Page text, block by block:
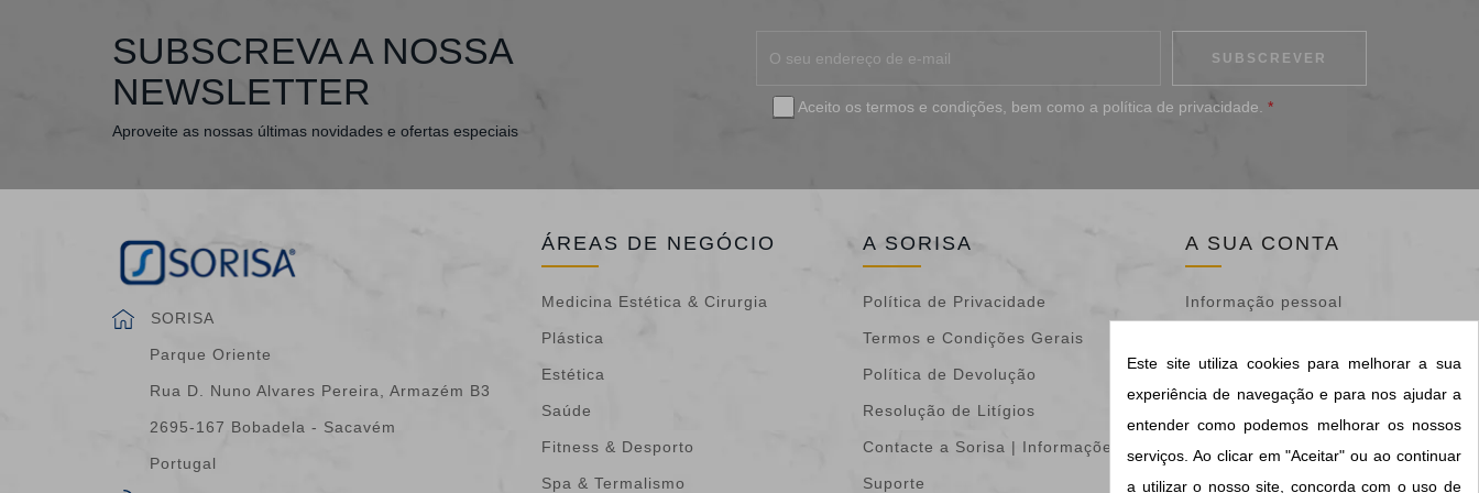
SUBSCREVA A NOSSA
NEWSLETTER
Aproveite as nossas últimas novidades e ofertas especiais
Aceito os termos e condições , bem como a política de privacidade *
SORISA
Parque Oriente
Rua D. Nuno Alvares Pereira, Armazém B3
2695-167 Bobadela - Sacavém
Portugal
ÁREAS DE NEGÓCIO
Medicina Estética & Cirurgia
Plástica
Estética
Saúde
Fitness & Desporto
Spa & Termalismo
A SORISA
Política de Privacidade
Termos e Condições Gerais
Política de Devolução
Resolução de Litígios
Contacte a Sorisa | Informações &
Suporte
A SUA CONTA
Informação pessoal
mercadoria
Notas de crédito
Endereços
Este site utiliza cookies para melhorar a sua
experiência de navegação e para nos ajudar a
entender como podemos melhorar os nossos
serviços. Ao clicar em "Aceitar" ou ao continuar
a utilizar o nosso site, concorda com o uso de